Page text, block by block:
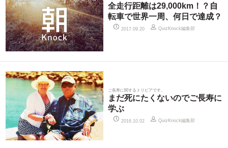
全走行距離は29,000km！？自
転車で世界一周、何日で達成？
2017.09.20 QuizKnock編集部
ご長寿に関するトリビアです。
まだ死にたくないのでご長寿に
学ぶ
2016.10.02 QuizKnock編集部